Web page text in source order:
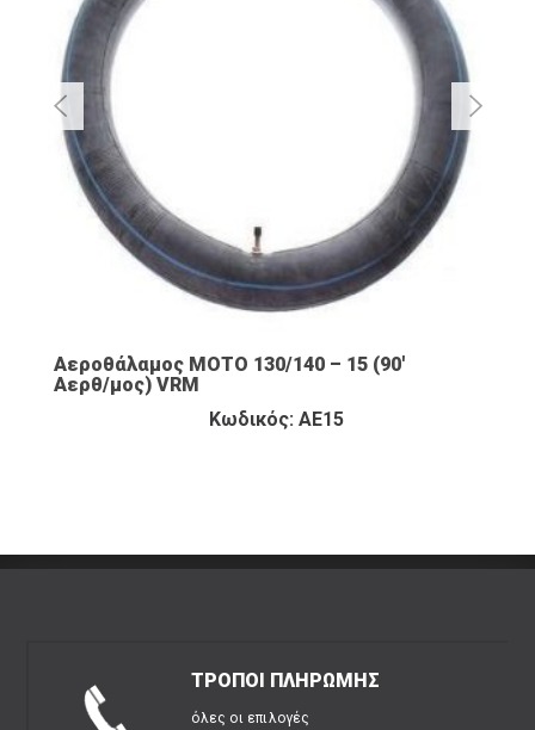
Αεροθάλαμος ΜΟΤΟ 130/140 – 15 (90′
Αερθ/μος) VRM
Κωδικός: ΑΕ15
ΤΡΟΠΟΙ ΠΛΗΡΩΜΗΣ
όλες οι επιλογές